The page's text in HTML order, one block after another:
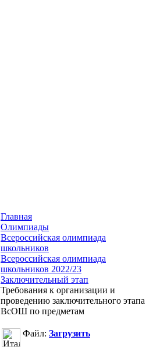
Главная
Олимпиады
Всероссийская олимпиада
школьников
Всероссийская олимпиада
школьников 2022/23
Заключительный этап
Требования к организации и
проведению заключительного этапа
ВсОШ по предметам
Файл: Загрузить